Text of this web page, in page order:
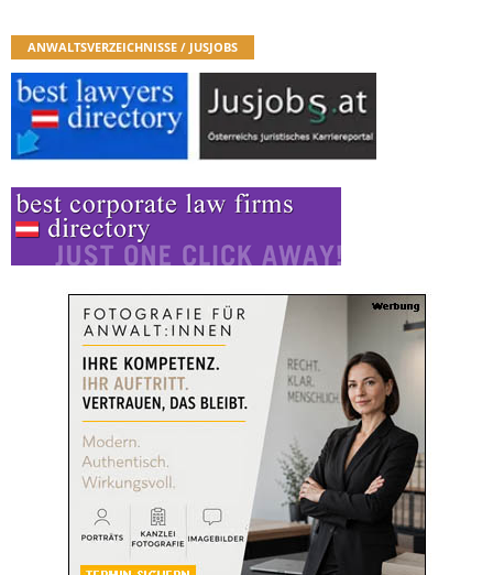
ANWALTSVERZEICHNISSE / JUSJOBS